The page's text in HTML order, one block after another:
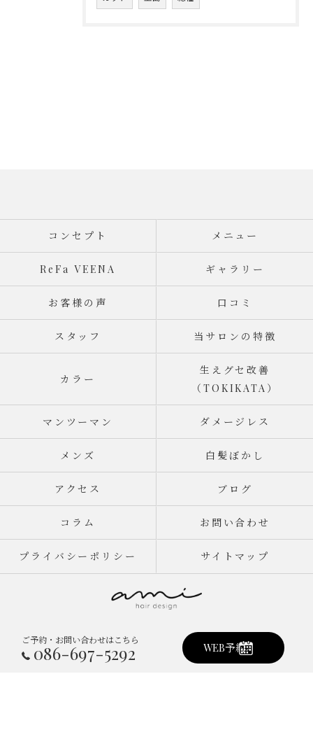
ご予約・お問い合わせはこちら
086-697-5292 WEB予約
コンセプト メニュー
ReFa VEENA ギャラリー
お客様の声 口コミ
スタッフ 当サロンの特徴
カラー
生えグセ改善
（TOKIKATA）
マンツーマン ダメージレス
メンズ 白髪ぼかし
アクセス ブログ
コラム お問い合わせ
プライバシーポリシー サイトマップ
© 2026 岡山県倉敷市真備町の美容室ならami hair design ALL RIGHTS
RESERVED.